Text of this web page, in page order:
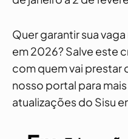
Quer garantir sua
em 2026? Salve este
com quem vai prestar
nosso portal para
atualizações do Sisu